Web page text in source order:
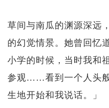
草间与南瓜的渊源深远
的幻觉情景。她曾回忆
小学的时候，当时我和
参观……看到一个人头
生地开始和我说话。」